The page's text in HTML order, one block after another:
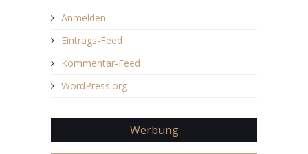
Anmelden
Eintrags-Feed
Kommentar-Feed
WordPress.org
Werbung